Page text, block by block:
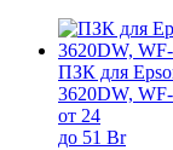
ПЗК для
3620DW,
от 24
до 51 Br